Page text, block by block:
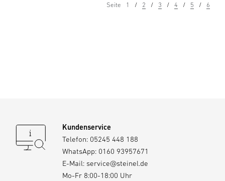
Seite 1 2 3 4 5 6
Kundenservice
Telefon: 05245 448 188
WhatsApp: 0160 93957671
E-Mail: service@steinel.de
Mo-Fr 8:00-18:00 Uhr